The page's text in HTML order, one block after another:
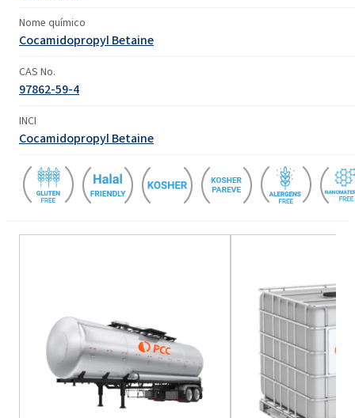
Nome químico
Cocamidopropyl Betaine
CAS No.
97862-59-4
INCI
Cocamidopropyl Betaine